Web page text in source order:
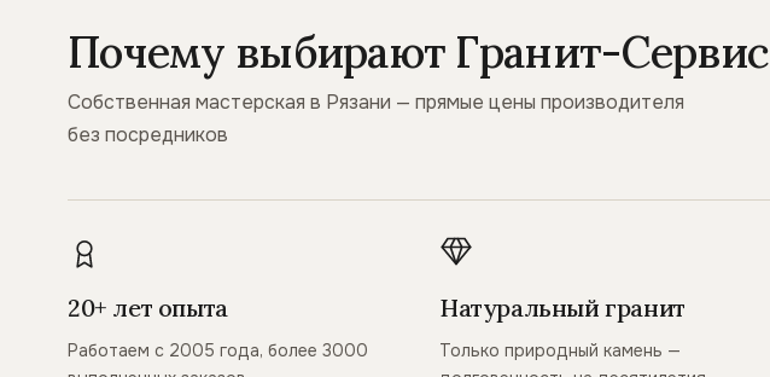
Почему выбирают Гранит-Сервис
Собственная мастерская в Рязани — прямые цены производителя
без посредников
20+ лет опыта
Работаем с 2005 года, более 3000
Натуральный гранит
Только природный камень —